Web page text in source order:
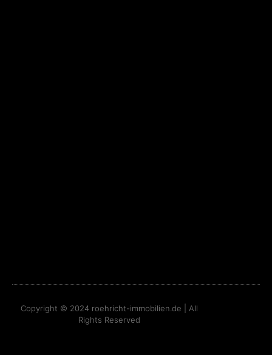
Copyright © 2024 roehricht-immobilien.de | All
Rights Reserved